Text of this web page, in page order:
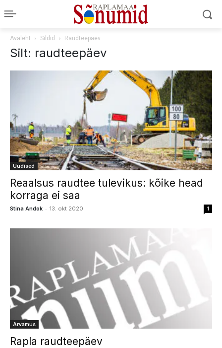
Avaleht Sildid Raudteepäev
Silt: raudteepäev
Uudised
Reaalsus raudtee tulevikus: kõike head
korraga ei saa
Stina Andok - 13. okt 2020 1
Arvamus
Rapla raudteepäev